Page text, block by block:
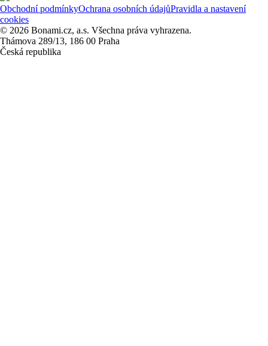
Obchodní podmínkyOchrana osobních údajůPravidla a nastavení
cookies
© 2026 Bonami.cz, a.s. Všechna práva vyhrazena.
Thámova 289/13, 186 00 Praha
Česká republika